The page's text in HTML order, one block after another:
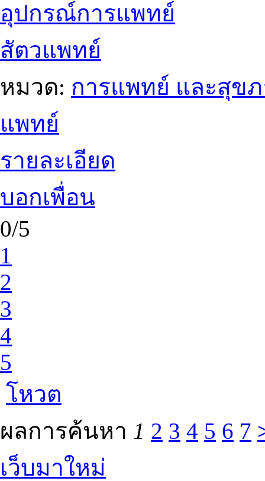
อุปกรณ์การแพทย์
สัตวแพทย์
หมวด: การแพทย์ และสุข
แพทย์
รายละเอียด
บอกเพื่อน
0/5
1
2
3
4
5
โหวต
ผลการค้นหา 1 2 3 4 5 6 7
เว็บมาใหม่